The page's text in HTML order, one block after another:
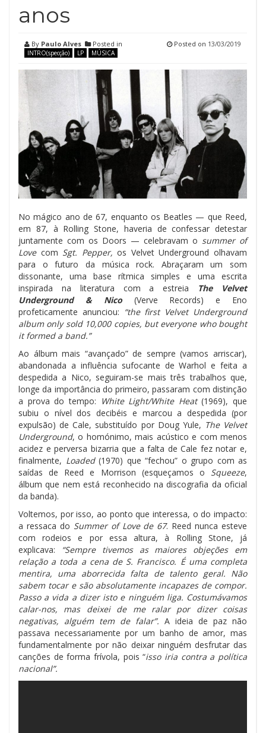
anos
By Paulo Alves Posted in
INTRO(specção) LP MÚSICA
Posted on 13/03/2019
No mágico ano de 67, enquanto os Beatles — que Reed,
em 87, à Rolling Stone, haveria de confessar detestar
juntamente com os Doors — celebravam o summer of
Love com Sgt. Pepper, os Velvet Underground olhavam
para o futuro da música rock. Abraçaram um som
dissonante, uma base rítmica simples e uma escrita
inspirada na literatura com a estreia The Velvet
Underground & Nico(Verve Records) e Eno
profeticamente anunciou: “the first Velvet Underground
album only sold 10,000 copies, but everyone who bought
it formed a band.”
Ao álbum mais “avançado” de sempre (vamos arriscar),
abandonada a influência sufocante de Warhol e feita a
despedida a Nico, seguiram-se mais três trabalhos que,
longe da importância do primeiro, passaram com distinção
a prova do tempo: White Light/White Heat(1969), que
subiu o nível dos decibéis e marcou a despedida (por
expulsão) de Cale, substituído por Doug Yule, The Velvet
Underground, o homónimo, mais acústico e com menos
acidez e perversa bizarria que a falta de Cale fez notar e,
finalmente, Loaded(1970) que “fechou” o grupo com as
saídas de Reed e Morrison (esqueçamos o Squeeze,
álbum que nem está reconhecido na discografia da oficial
da banda).
Voltemos, por isso, ao ponto que interessa, o do impacto:
a ressaca do Summer of Love de 67. Reed nunca esteve
com rodeios e por essa altura, à Rolling Stone, já
explicava:
“Sempre tivemos as maiores objeções em
relação a toda a cena de S. Francisco. É uma completa
mentira, uma aborrecida falta de talento geral. Não
sabem tocar e são absolutamente incapazes de compor.
Passo a vida a dizer isto e ninguém liga. Costumávamos
calar-nos, mas deixei de me ralar por dizer coisas
negativas, alguém tem de falar”. A ideia de paz não
passava necessariamente por um banho de amor, mas
fundamentalmente por não deixar ninguém desfrutar das
canções de forma frívola, pois “isso iria contra a política
nacional”.